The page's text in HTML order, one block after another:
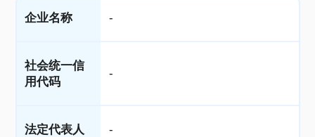
企业名称 -
社会统一信
用代码
-
法定代表人 -